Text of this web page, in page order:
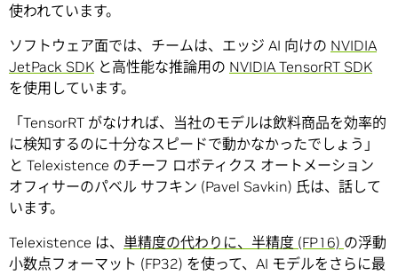
使われています。
ソフトウェア面では、チームは、エッジ AI 向けの NVIDIA
JetPack SDK と高性能な推論用の NVIDIA TensorRT SDK
を使用しています。
「TensorRT がなければ、当社のモデルは飲料商品を効率的
に検知するのに十分なスピードで動かなかったでしょう」
と Telexistence のチーフ ロボティクス オートメーション
オフィサーのパベル サフキン (Pavel Savkin) 氏は、話して
います。
Telexistence は、 単精度の代わりに、半精度 (FP16) の浮動
小数点フォーマット (FP32) を使って、AI モデルをさらに最